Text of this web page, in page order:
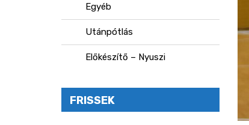
Egyéb
Utánpótlás
Előkészítő – Nyuszi
FRISSEK